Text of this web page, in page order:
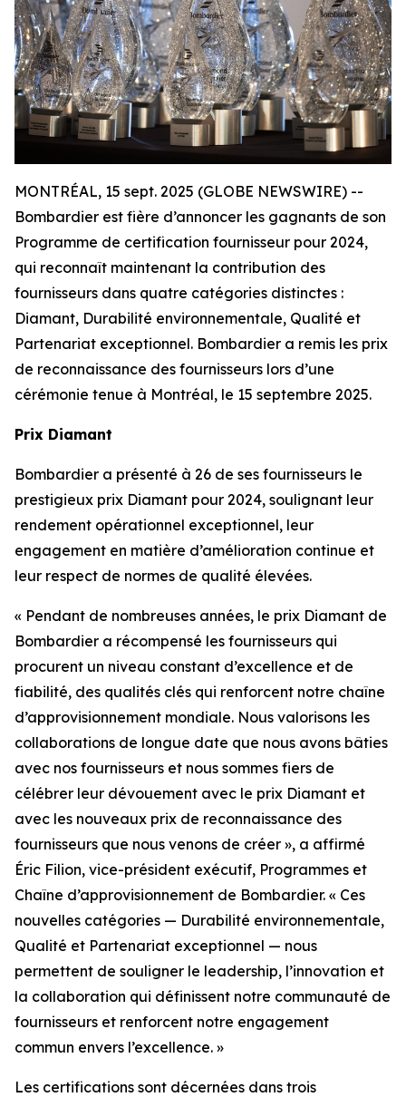
MONTRÉAL, 15 sept. 2025 (GLOBE NEWSWIRE) --
Bombardier est fière d’annoncer les gagnants de son
Programme de certification fournisseur pour 2024,
qui reconnaît maintenant la contribution des
fournisseurs dans quatre catégories distinctes :
Diamant, Durabilité environnementale, Qualité et
Partenariat exceptionnel. Bombardier a remis les prix
de reconnaissance des fournisseurs lors d’une
cérémonie tenue à Montréal, le 15 septembre 2025.
Prix Diamant
Bombardier a présenté à 26 de ses fournisseurs le
prestigieux prix Diamant pour 2024, soulignant leur
rendement opérationnel exceptionnel, leur
engagement en matière d’amélioration continue et
leur respect de normes de qualité élevées.
« Pendant de nombreuses années, le prix Diamant de
Bombardier a récompensé les fournisseurs qui
procurent un niveau constant d’excellence et de
fiabilité, des qualités clés qui renforcent notre chaîne
d’approvisionnement mondiale. Nous valorisons les
collaborations de longue date que nous avons bâties
avec nos fournisseurs et nous sommes fiers de
célébrer leur dévouement avec le prix Diamant et
avec les nouveaux prix de reconnaissance des
fournisseurs que nous venons de créer », a affirmé
Éric Filion, vice-président exécutif, Programmes et
Chaîne d’approvisionnement de Bombardier. « Ces
nouvelles catégories — Durabilité environnementale,
Qualité et Partenariat exceptionnel — nous
permettent de souligner le leadership, l’innovation et
la collaboration qui définissent notre communauté de
fournisseurs et renforcent notre engagement
commun envers l’excellence. »
Les certifications sont décernées dans trois